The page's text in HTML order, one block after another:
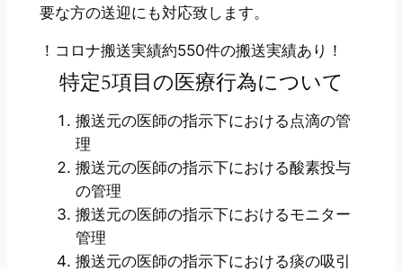
要な方の送迎にも対応致します。
！コロナ搬送実績約550件の搬送実績あり！
特定5項目の医療行為について
搬送元の医師の指示下における点滴の管
理
搬送元の医師の指示下における酸素投与
の管理
搬送元の医師の指示下におけるモニター
管理
搬送元の医師の指示下における痰の吸引